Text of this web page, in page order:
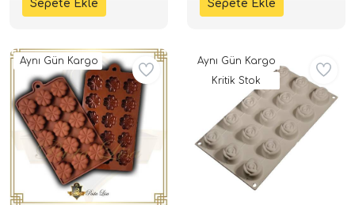
Aynı Gün Kargo
Aynı Gün Kargo
Kritik Stok